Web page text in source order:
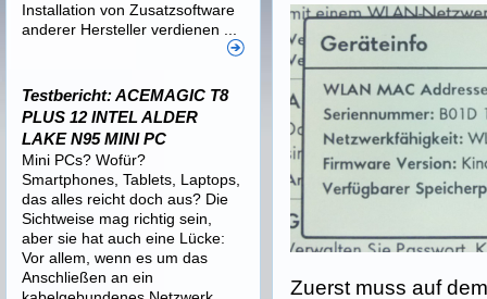
Zuerst muss auf
Installation von Zusatzsoftware
anderer Hersteller verdienen ...
Testbericht: ACEMAGIC T8
PLUS 12 INTEL ALDER
LAKE N95 MINI PC
Mini PCs? Wofür?
Smartphones, Tablets, Laptops,
das alles reicht doch aus? Die
Sichtweise mag richtig sein,
aber sie hat auch eine Lücke:
Vor allem, wenn es um das
Anschließen an ein